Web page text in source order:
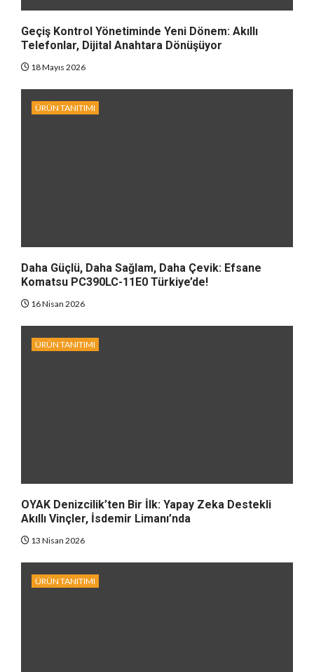
Geçiş Kontrol Yönetiminde Yeni Dönem: Akıllı
Telefonlar, Dijital Anahtara Dönüşüyor
18 Mayıs 2026
ÜRÜN TANITIMI
Daha Güçlü, Daha Sağlam, Daha Çevik: Efsane
Komatsu PC390LC-11E0 Türkiye’de!
16 Nisan 2026
ÜRÜN TANITIMI
OYAK Denizcilik’ten Bir İlk: Yapay Zeka Destekli
Akıllı Vinçler, İsdemir Limanı’nda
13 Nisan 2026
ÜRÜN TANITIMI